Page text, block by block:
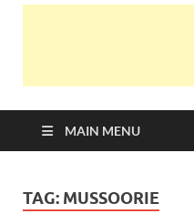
MAIN MENU
TAG: MUSSOORIE